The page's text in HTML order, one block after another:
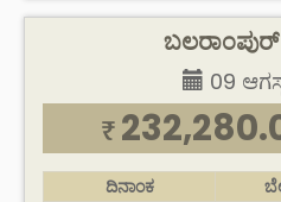
ಬಲರಾಂಪುರ್
09
₹
ದಿನಾಂಕ